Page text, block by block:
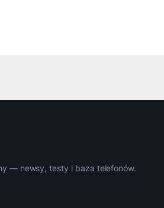
— newsy, testy i baza telefonów.